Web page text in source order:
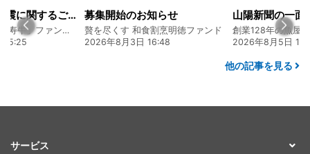
らせ
烹明徳ファンド
創業128年の魚屋 倉敷「魚春」ファンド
2026年8月5日 17:24
2026年7月22日
他の記事を見る
サービス